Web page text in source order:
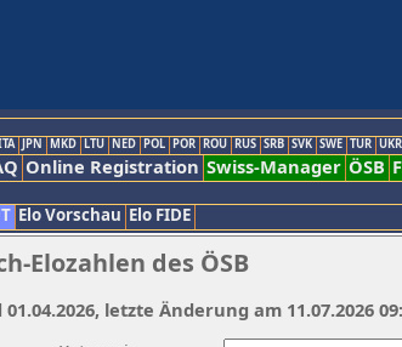
JPN MKD LTU NED POL POR ROU RUS SRB SVK SWE TUR UKR
Online Registration Swiss-Manager ÖSB
Elo Vorschau Elo FIDE
Elozahlen des ÖSB
01.04.2026, letzte Änderung am 11.07.2026